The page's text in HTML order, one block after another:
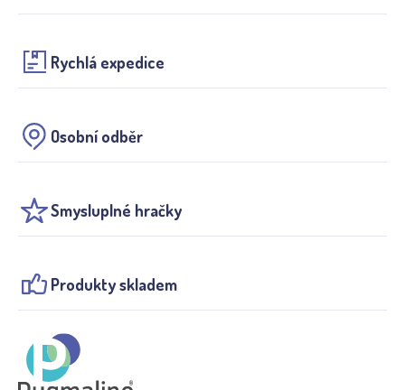
Rychlá expedice
Osobní odběr
Smysluplné hračky
Produkty skladem